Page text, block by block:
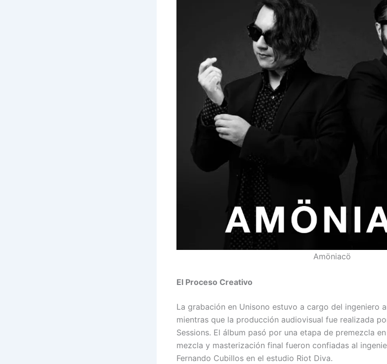
Amöniacö
El Proceso Creativo
La grabación en Unisono estuvo a cargo del ingeniero
mientras que la producción audiovisual fue realizada
Sessions. El álbum pasó por una etapa de premezcla
mezcla y masterización final fueron confiadas al
Fernando Cubillos en el estudio Riot Diva.